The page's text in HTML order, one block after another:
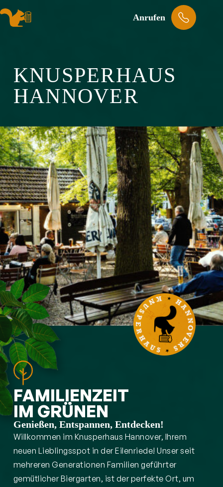
Anrufen
KNUSPERHAUS
HANNOVER
FAMILIENZEIT
IM GRÜNEN
Genießen, Entspannen, Entdecken!
Willkommen im Knusperhaus Hannover, Ihrem
neuen Lieblingsspot in der Eilenriede! Unser seit
mehreren Generationen Familien geführter
gemütlicher Biergarten, ist der perfekte Ort, um